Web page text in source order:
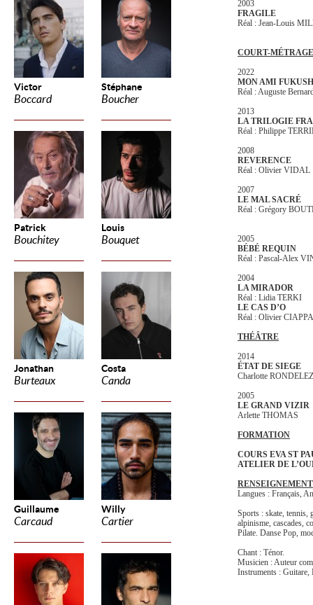
Victor
Boccard
Stéphane
Boucher
Patrick
Bouchitey
Louis
Bouquet
Jonathan
Burteaux
Costa
Canda
Guillaume
Carcaud
Willy
Cartier
2003
FRAGILE
Réal : Jean-Louis
COURT-MÉTRAGE
2022
MON AMI
Réal : Auguste
2013
LA TRILOGIE
Réal : Philippe
2008
REVERENCE
Réal : Olivier VIDAL
2007
LE MAL SACRÉ
Réal : Grégory
2005
BÉBÉ REQUIN
Réal : Pascal-Alex
2004
LA MIRADOR
Réal : Lidia TERKI
LE CAS D’O
Réal : Olivier CIAPPA
THÉÂTRE
2014
ÉTAT DE SIEGE
Charlotte RONDELEZ
2005
LE GRAND VIZIR
Arlette THOMAS
FORMATION
COURS EVA ST
ATELIER DE
Langues : Français,
Sports : skate, tennis,
alpinisme, cascades,
Pilate. Danse Pop,
Chant : Ténor.
Musicien : Auteur
Instruments : Guitare,